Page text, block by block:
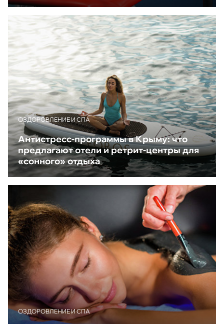
ОЗДОРОВЛЕНИЕ И СПА
Антистресс-программы в Крыму: что
предлагают отели и ретрит-центры для
«сонного» отдыха
ОЗДОРОВЛЕНИЕ И СПА